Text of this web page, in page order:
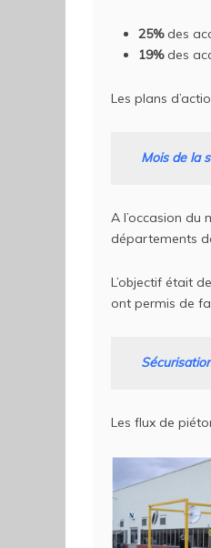
25%des
19%des
Les plans
Mois de la
A l’occasion du
départements
L’objectif était
ont permis de
Les flux de